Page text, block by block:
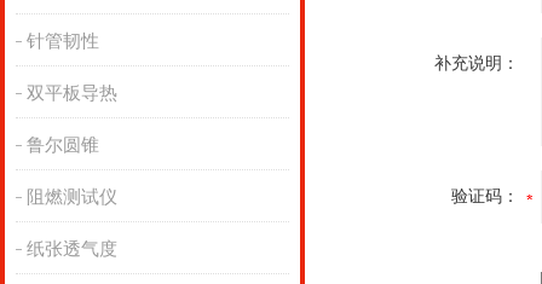
针管韧性
双平板导热
鲁尔圆锥
阻燃测试仪
纸张透气度
补充说明：
验证码：